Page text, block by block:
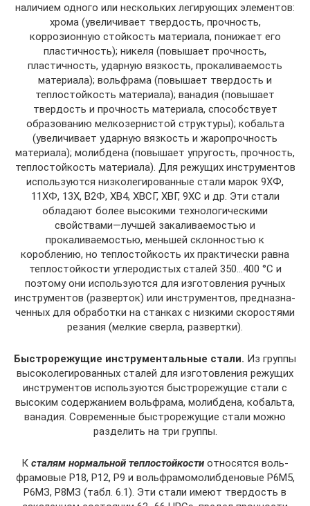
нали­чием одного или нескольких легирующих элементов:
хрома (увеличивает твердость, прочность,
коррозионную стойкость материала, понижает его
пластичность); нике­ля (повышает прочность,
пластичность, ударную вязкость, прокаливаемость
материала); вольфрама (повышает твердость и
теплостойкость материала); ванадия (повышает
твердость и прочность материала, способствует
образо­ванию мелкозернистой структуры); кобальта
(увеличи­вает ударную вязкость и жаропрочность
материала); молибдена (повышает упругость, прочность,
теплостой­кость материала). Для режущих инструментов
исполь­зуются низколегированные стали марок 9ХФ,
11ХФ, 13Х, В2Ф, ХВ4, ХВСГ, ХВГ, 9ХС и др. Эти стали
обладают более высокими технологическими
свойствами—лучшей закаливаемостью и
прокаливаемостью, меньшей склон­ностью к
короблению, но теплостойкость их практически равна
теплостойкости углеродистых сталей 350…400 °С и
поэтому они используются для изготовления ручных
инструментов (разверток) или инструментов, предназна­
ченных для обработки на станках с низкими скоростями
резания (мелкие сверла, развертки).
Быстрорежущие инструментальные стали. Из группы
высоколегированных сталей для изготовления режущих
инструментов используются быстрорежущие стали с
высо­ким содержанием вольфрама, молибдена, кобальта,
вана­дия. Современные быстрорежущие стали можно
разде­лить на три группы.
К сталям нормальной теплостойкости относятся воль­
фрамовые Р18, Р12, Р9 и вольфрамомолибденовые Р6М5,
Р6МЗ, Р8МЗ (табл. 6.1). Эти стали имеют твердость в